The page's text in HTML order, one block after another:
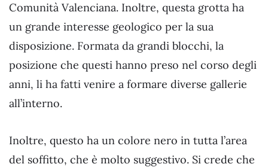
Comunità Valenciana. Inoltre, questa grotta ha
un grande interesse geologico per la sua
disposizione. Formata da grandi blocchi, la
posizione che questi hanno preso nel corso degli
anni, li ha fatti venire a formare diverse gallerie
all’interno.
Inoltre, questo ha un colore nero in tutta l’area
del soffitto, che è molto suggestivo. Si crede che